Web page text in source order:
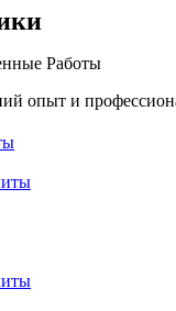
Работы
опыт и